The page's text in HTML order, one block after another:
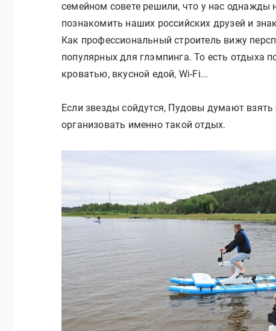
семейном совете решили, что у нас однажды
познакомить наших российских друзей и
Как профессиональный строитель вижу
популярных для глэмпинга. То есть отдыха
кроватью, вкусной едой, Wi-Fi...
Если звезды сойдутся, Пудовы думают
организовать именно такой отдых.